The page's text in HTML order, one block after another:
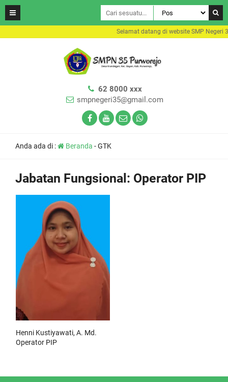
Selamat datang di website SMP Negeri
62 8000 xxx
smpnegeri35@gmail.com
Anda ada di : Beranda -GTK
Jabatan Fungsional: Operator PIP
Henni Kustiyawati, A. Md.
Operator PIP